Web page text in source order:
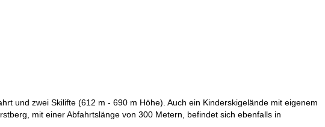
und zwei Skilifte (612 m - 690 m Höhe). Auch ein Kinderskigelände mit eigenem
mit einer Abfahrtslänge von 300 Metern, befindet sich ebenfalls in